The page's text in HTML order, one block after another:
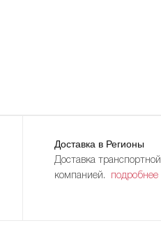
Доставка в Регионы
Доставка транспортной
компанией. подробнее